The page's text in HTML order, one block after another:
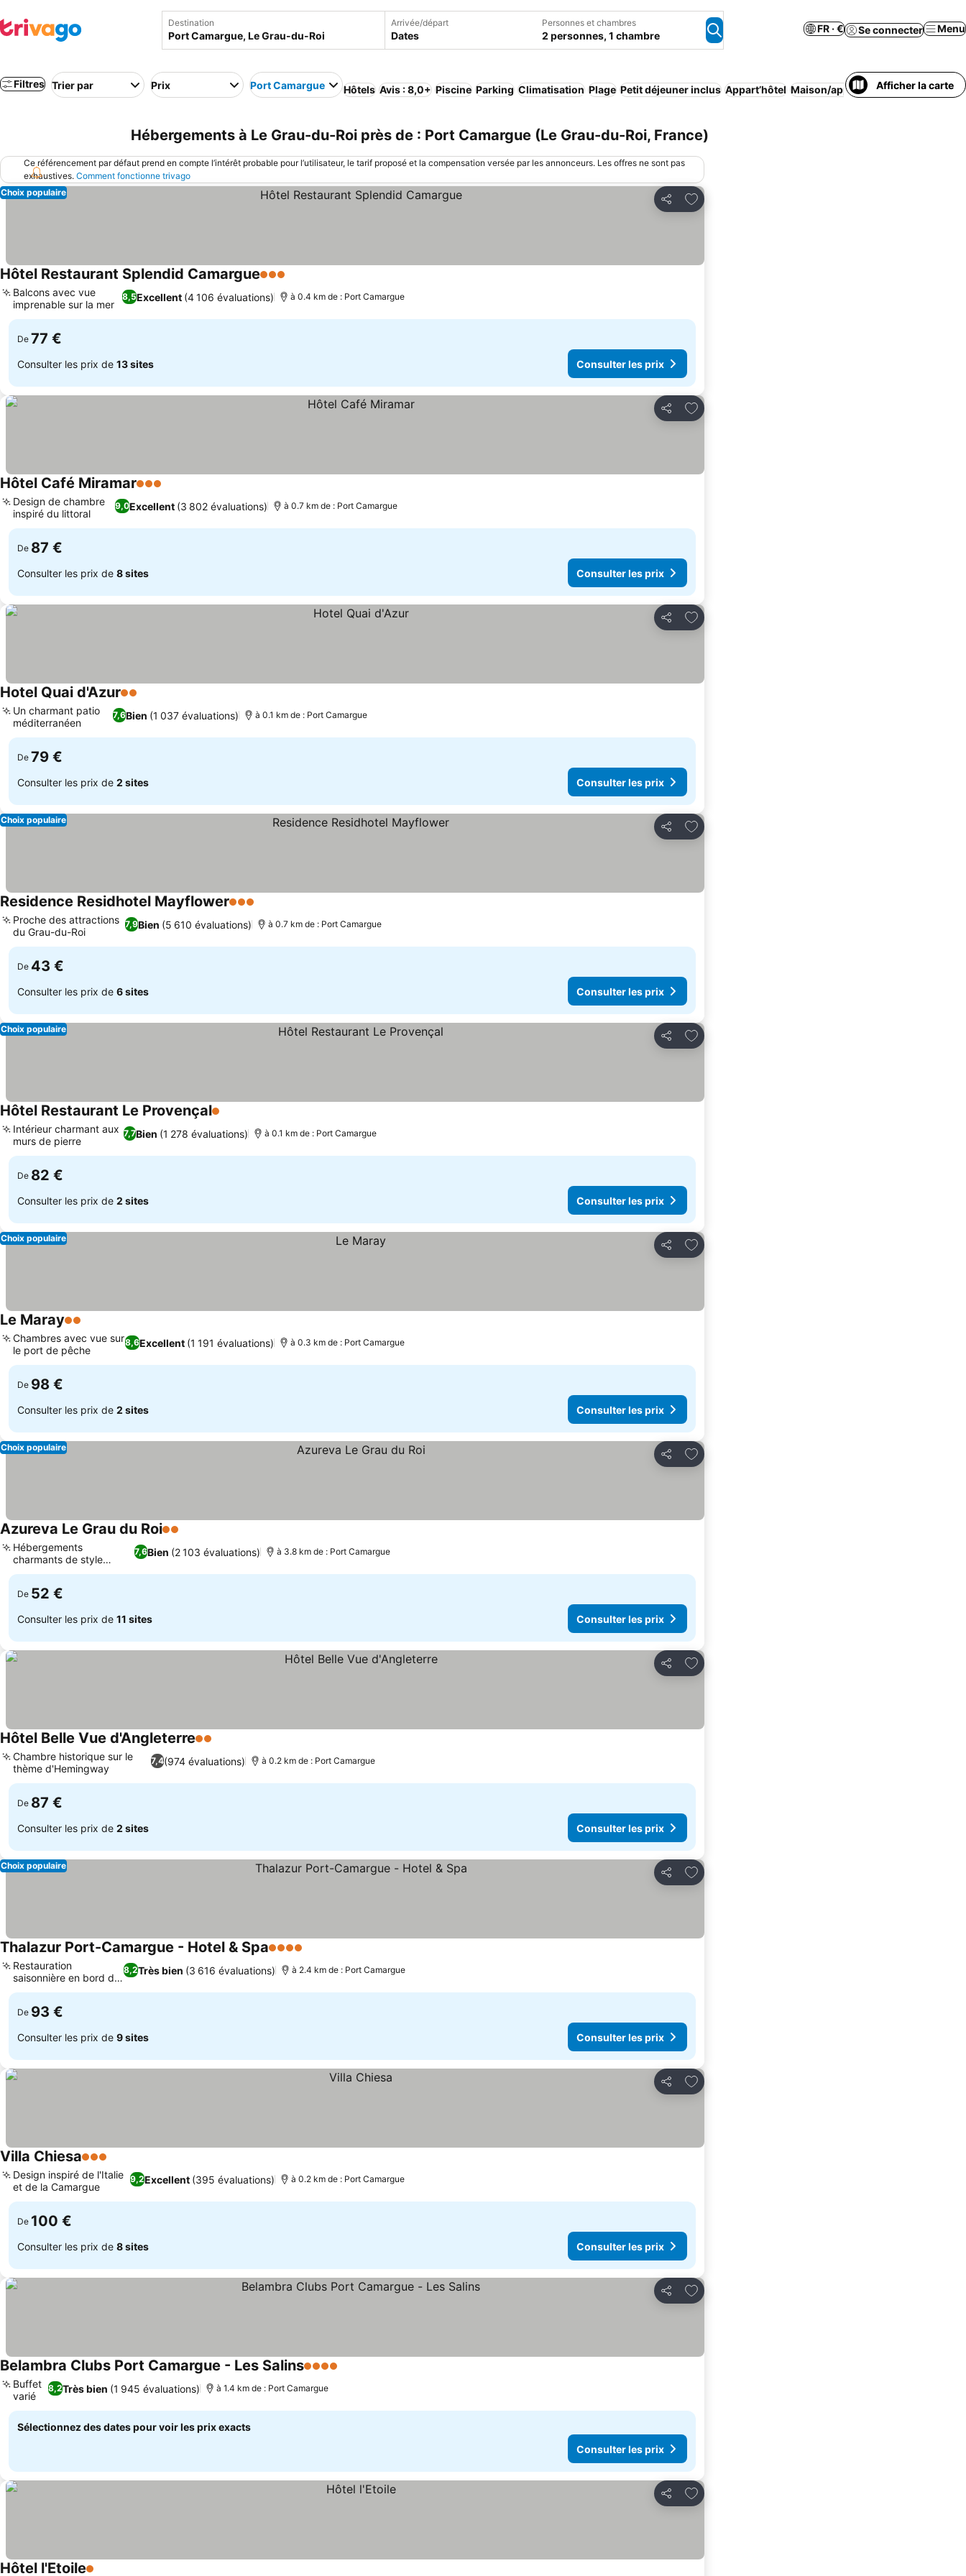
Destination Arrivée/départ
Dates
Personnes et chambres
2 personnes, 1 chambre
FR · € Se connecter Menu
Filtres Trier par Prix Port Camargue Hôtels Avis : 8,0+ Piscine Parking Climatisation Plage Petit déjeuner inclus Appart’hôtel Maison/appartement entier
Afficher la carte
Hébergements à Le Grau-du-Roi près de : Port Camargue (Le Grau-du-Roi, France)
Ce référencement par défaut prend en compte l’intérêt probable pour l’utilisateur, le tarif proposé et la compensation versée par les annonceurs. Les offres ne sont pas
exhaustives. Comment fonctionne trivago
Partager
Ajouter à mes favoris
Choix populaire
Hôtel Restaurant Splendid Camargue3 Étoiles
8,5Excellent (4 106 évaluations)
Balcons avec vue
imprenable sur la mer
à 0.4 km de : Port Camargue
De 77 €
Consulter les prix de 13 sites Consulter les prix
Partager
Ajouter à mes favoris
Hôtel Café Miramar3 Étoiles
9,0Excellent (3 802 évaluations)
Design de chambre
inspiré du littoral
à 0.7 km de : Port Camargue
De 87 €
Consulter les prix de 8 sites Consulter les prix
Partager
Ajouter à mes favoris
Hotel Quai d'Azur2 Étoiles
7,6Bien (1 037 évaluations)
Un charmant patio
méditerranéen
à 0.1 km de : Port Camargue
De 79 €
Consulter les prix de 2 sites Consulter les prix
Partager
Ajouter à mes favoris
Choix populaire
Residence Residhotel Mayflower3 Étoiles
7,9Bien (5 610 évaluations)
Proche des attractions
du Grau-du-Roi
à 0.7 km de : Port Camargue
De 43 €
Consulter les prix de 6 sites Consulter les prix
Partager
Ajouter à mes favoris
Choix populaire
Hôtel Restaurant Le Provençal1 Étoiles
7,7Bien (1 278 évaluations)
Intérieur charmant aux
murs de pierre
à 0.1 km de : Port Camargue
De 82 €
Consulter les prix de 2 sites Consulter les prix
Partager
Ajouter à mes favoris
Choix populaire
Le Maray2 Étoiles
8,6Excellent (1 191 évaluations)
Chambres avec vue sur
le port de pêche
à 0.3 km de : Port Camargue
De 98 €
Consulter les prix de 2 sites Consulter les prix
Partager
Ajouter à mes favoris
Choix populaire
Azureva Le Grau du Roi2 Étoiles
7,6Bien (2 103 évaluations)
Hébergements
charmants de style
cabane
à 3.8 km de : Port Camargue
De 52 €
Consulter les prix de 11 sites Consulter les prix
Partager
Ajouter à mes favoris
Hôtel Belle Vue d'Angleterre2 Étoiles
7,4(974 évaluations)
Chambre historique sur le
thème d'Hemingway
à 0.2 km de : Port Camargue
De 87 €
Consulter les prix de 2 sites Consulter les prix
Partager
Ajouter à mes favoris
Choix populaire
Thalazur Port-Camargue - Hotel & Spa4 Étoiles
8,2Très bien (3 616 évaluations)
Restauration
saisonnière en bord de
mer
à 2.4 km de : Port Camargue
De 93 €
Consulter les prix de 9 sites Consulter les prix
Partager
Ajouter à mes favoris
Villa Chiesa3 Étoiles
9,2Excellent (395 évaluations)
Design inspiré de l'Italie
et de la Camargue
à 0.2 km de : Port Camargue
De 100 €
Consulter les prix de 8 sites Consulter les prix
Partager
Ajouter à mes favoris
Belambra Clubs Port Camargue - Les Salins4 Étoiles
8,2Très bien (1 945 évaluations)
Buffet
varié
à 1.4 km de : Port Camargue
Sélectionnez des dates pour voir les prix exacts
Consulter les prix
Partager
Ajouter à mes favoris
Hôtel l'Etoile